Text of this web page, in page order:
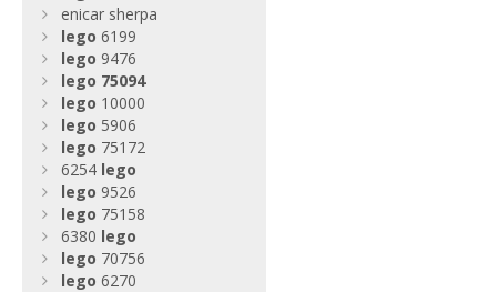
enicar sherpa
lego 6199
lego 9476
lego 75094
lego 10000
lego 5906
lego 75172
6254 lego
lego 9526
lego 75158
6380 lego
lego 70756
lego 6270